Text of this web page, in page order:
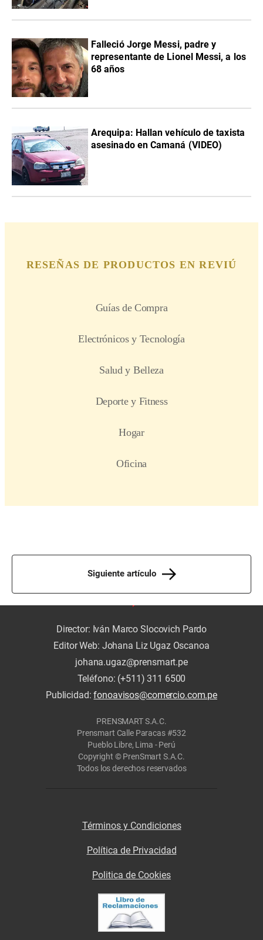
Falleció Jorge Messi, padre y
representante de Lionel Messi, a los
68 años
Arequipa: Hallan vehículo de taxista
asesinado en Camaná (VIDEO)
Siguiente artículo
Director: Iván Marco Slocovich Pardo
Editor Web: Johana Liz Ugaz Oscanoa
johana.ugaz@prensmart.pe
Teléfono: (+511) 311 6500
Publicidad:fonoavisos@comercio.com.pe
PRENSMART S.A.C.
Prensmart Calle Paracas #532
Pueblo Libre, Lima - Perú
Copyright © PrenSmart S.A.C.
Todos los derechos reservados
Términos y Condiciones
Política de Privacidad
Politica de Cookies